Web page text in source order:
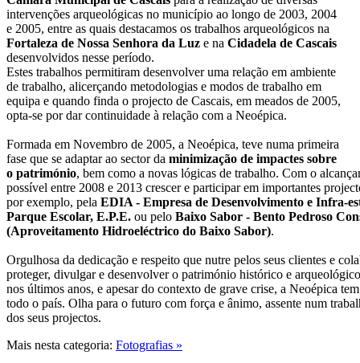
intervenções arqueológicas no município ao longo de 2003, 2004
e 2005, entre as quais destacamos os trabalhos arqueológicos na
Fortaleza de Nossa Senhora da Luz e na Cidadela de Cascais
desenvolvidos nesse período.
Estes trabalhos permitiram desenvolver uma relação em ambiente
de trabalho, alicerçando metodologias e modos de trabalho em
equipa e quando finda o projecto de Cascais, em meados de 2005,
opta-se por dar continuidade à relação com a Neoépica.
Formada em Novembro de 2005, a Neoépica, teve numa primeira
fase que se adaptar ao sector da minimização de impactes sobre
o património, bem como a novas lógicas de trabalho. Com o
possível entre 2008 e 2013 crescer e participar em importantes
por exemplo, pela EDIA - Empresa de Desenvolvimento e Infra-
Parque Escolar, E.P.E. ou pelo Baixo Sabor - Bento Pedroso
(Aproveitamento Hidroeléctrico do Baixo Sabor).
Orgulhosa da dedicação e respeito que nutre pelos seus clientes e
proteger, divulgar e desenvolver o património histórico e
nos últimos anos, e apesar do contexto de grave crise, a Neoépica
todo o país. Olha para o futuro com força e ânimo, assente num
dos seus projectos.
Mais nesta categoria: Fotografias »